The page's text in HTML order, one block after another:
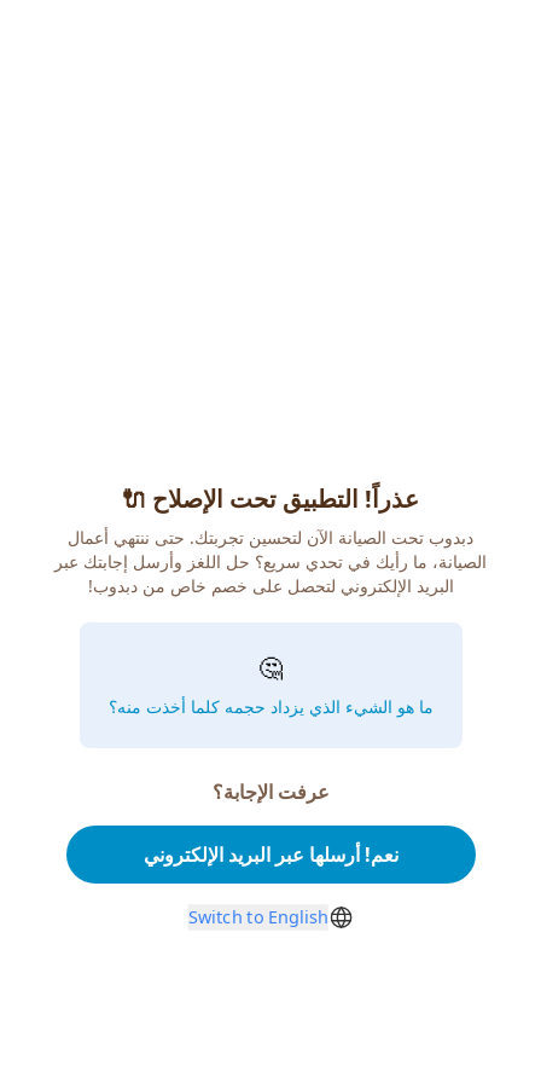
عذراً! التطبيق تحت الإصلاح 🔌
دبدوب تحت الصيانة الآن لتحسين تجربتك. حتى ننتهي أعمال
الصيانة، ما رأيك في تحدي سريع؟ حل اللغز وأرسل إجابتك عبر
البريد الإلكتروني لتحصل على خصم خاص من دبدوب!
🤔
ما هو الشيء الذي يزداد حجمه كلما أخذت منه؟
عرفت الإجابة؟
نعم! أرسلها عبر البريد الإلكتروني
Switch to English